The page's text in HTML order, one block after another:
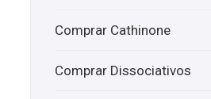
Comprar Cathinone
Comprar Dissociativos